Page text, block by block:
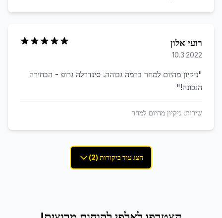
רועי אלון
10.3.2022
"ניקיון מהיום למחר ברמה גבוהה. סינדרלה גרופ - הבחירה
הנכונה!"
שירות: ניקיון מהיום למחר
הצג עוד ביקורות (2)